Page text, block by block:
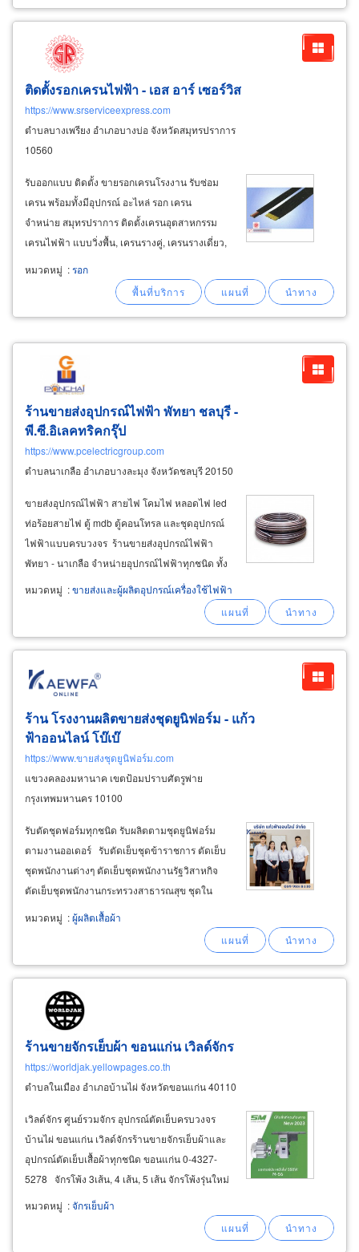
ติดตั้งรอกเครนไฟฟ้า - เอส อาร์ เซอร์วิส
https://www.srserviceexpress.com
ตำบลบางเพรียง อำเภอบางบ่อ จังหวัดสมุทรปราการ
10560
รับออกแบบ ติดตั้ง ขายรอกเครนโรงงาน รับซ่อม
เครน พร้อมทั้งมีอุปกรณ์ อะไหล่ รอก เครน
จำหน่าย สมุทรปราการ ติดตั้งเครนอุตสาหกรรม
เครนไฟฟ้า แบบวิ่งพื้น, เครนรางคู่, เครนรางเดี่ยว,
ไฟฟ้า (electric chain hoists & wire rope hoists)
หมวดหมู่ :รอก
ร้านขายส่งอุปกรณ์ไฟฟ้า พัทยา ชลบุรี -
พี.ซี.อิเลคทริคกรุ๊ป
https://www.pcelectricgroup.com
ตำบลนาเกลือ อำเภอบางละมุง จังหวัดชลบุรี 20150
ขายส่งอุปกรณ์ไฟฟ้า สายไฟ โคมไฟ หลอดไฟ led
ท่อร้อยสายไฟ ตู้ mdb ตู้คอนโทรล และชุดอุปกรณ์
ไฟฟ้าแบบครบวงจร ร้านขายส่งอุปกรณ์ไฟฟ้า
พัทยา - นาเกลือ จำหน่ายอุปกรณ์ไฟฟ้าทุกชนิด ทั้ง
ปลีก - ส่ง ขายเครื่องมือช่างพร้อมอุปกรณ์ตัด
ไฟ รวมถึงหลอดไฟ led เพิ่มแสงสว่าง พร้อมกับราง
หมวดหมู่ :ขายส่งและผู้ผลิตอุปกรณ์เครื่องใช้ไฟฟ้า
ร้าน โรงงานผลิตขายส่งชุดยูนิฟอร์ม - แก้ว
ฟ้าออนไลน์ โบ๊เบ๊
https://www.ขายส่งชุดยูนิฟอร์ม.com
แขวงคลองมหานาค เขตป้อมปราบศัตรูพ่าย
กรุงเทพมหานคร 10100
รับตัดชุดฟอร์มทุกชนิด รับผลิตตามชุดยูนิฟอร์ม
ตามงานออเดอร์ รับตัดเย็บชุดข้าราชการ ตัดเย็บ
ชุดพนักงานต่างๆ ตัดเย็บชุดพนักงานรัฐวิสาหกิจ
ตัดเย็บชุดพนักงานกระทรวงสาธารณสุข ชุดใน
พิธีการ จำหน่ายชุดนักศึกษาราคาส่ง ชุดพนักงาน
บริษัท ชุดพนักงานโรงงาน ชุดข้าราชการ, เสื้อกา
หมวดหมู่ :ผู้ผลิตเสื้อผ้า
ร้านขายจักรเย็บผ้า ขอนแก่น เวิลด์จักร
https://worldjak.yellowpages.co.th
ตำบลในเมือง อำเภอบ้านไผ่ จังหวัดขอนแก่น 40110
เวิลด์จักร ศูนย์รวมจักร อุปกรณ์ตัดเย็บครบวงจร
บ้านไผ่ ขอนแก่น เวิลด์จักรร้านขายจักรเย็บผ้าและ
อุปกรณ์ตัดเย็บเสื้อผ้าทุกชนิด ขอนแก่น 0-4327-
5278 จักรโพ้ง 3เส้น, 4 เส้น, 5 เส้น จักรโพ้งรุ่นใหม่
มอเตอร์ระบบไดเร็คไดร์ฟ ประหยัดไฟถึง 70% มี
ระบบตัดด้ายอัตโนมัติ ช่วยให้งานเร็วขึ้นถึง 30%
หมวดหมู่ :จักรเย็บผ้า